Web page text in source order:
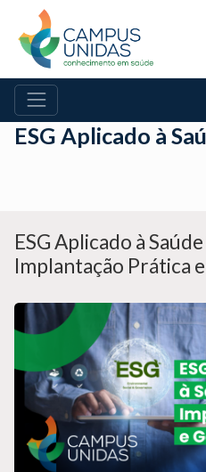
ESG Aplicado à
ESG Aplicado à
Implantação Prática